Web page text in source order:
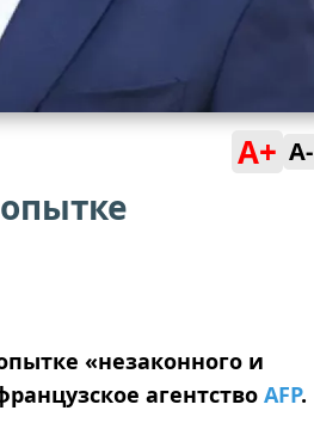
A+ A-
«незаконного и
агентство AFP.